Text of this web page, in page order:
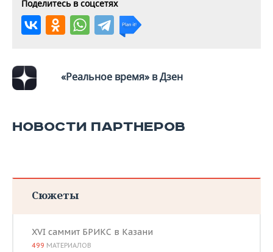
Поделитесь в соцсетях
«Реальное время» в Дзен
НОВОСТИ ПАРТНЕРОВ
Сюжеты
XVI саммит БРИКС в Казани
499 МАТЕРИАЛОВ